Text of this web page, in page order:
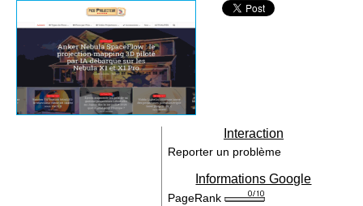
Interaction
Reporter un problème
Informations Google
PageRank